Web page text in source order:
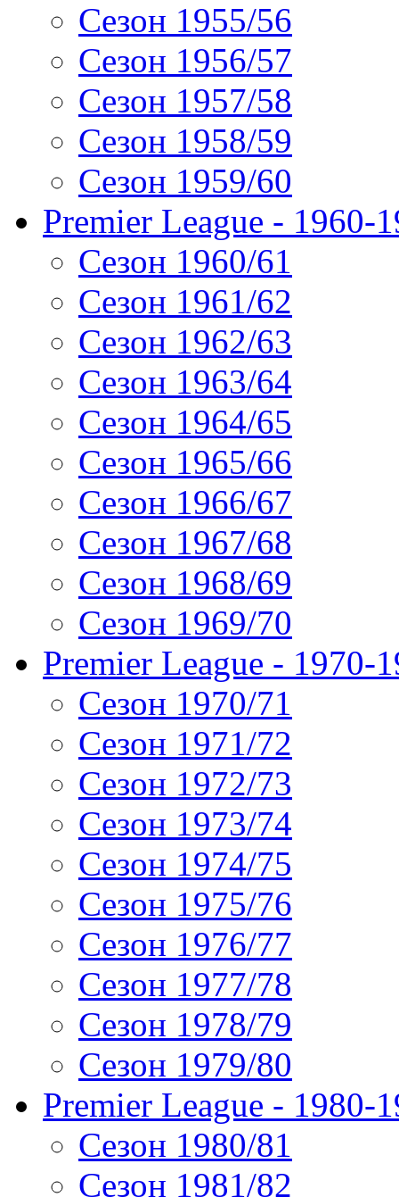
Сезон 1955/56
Сезон 1956/57
Сезон 1957/58
Сезон 1958/59
Сезон 1959/60
Premier League - 1960-
Сезон 1960/61
Сезон 1961/62
Сезон 1962/63
Сезон 1963/64
Сезон 1964/65
Сезон 1965/66
Сезон 1966/67
Сезон 1967/68
Сезон 1968/69
Сезон 1969/70
Premier League - 1970-
Сезон 1970/71
Сезон 1971/72
Сезон 1972/73
Сезон 1973/74
Сезон 1974/75
Сезон 1975/76
Сезон 1976/77
Сезон 1977/78
Сезон 1978/79
Сезон 1979/80
Premier League - 1980-
Сезон 1980/81
Сезон 1981/82